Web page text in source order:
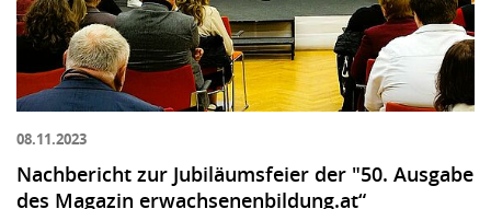
08.11.2023
Nachbericht zur Jubiläumsfeier der "50. Ausgabe
des Magazin erwachsenenbildung.at“